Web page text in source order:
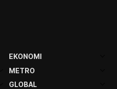
EKONOMI
METRO
GLOBAL